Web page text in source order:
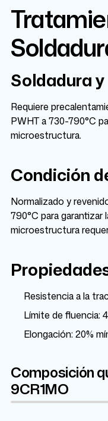
Soldadura
Requiere
PWHT a 730-790°C
microestructura.
Condición
Normalizado y
790°C para garantizar
microestructura
Resistencia a la
Límite de fluencia:
Elongación: 20%
Composición
9CR1MO